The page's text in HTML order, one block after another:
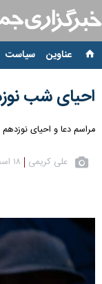
عناوین‌ سیاست
احیای شب
مراسم دعا و احیای نوزدهم رمضان، بامداد دوشنبه (۱۸ اسفند
علی کریمی ۱۸ اسفند ۱۴۰۴، ۳:۲۶